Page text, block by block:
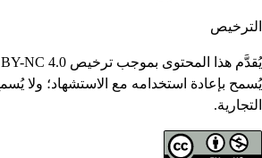
الترخيص
يُسمح بإعادة استخدامه مع الاستشهاد؛ ولا
التجارية.